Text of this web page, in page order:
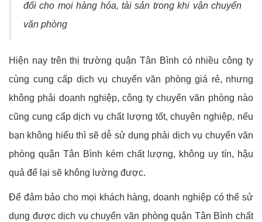
đối cho mọi hàng hóa, tài sản trong khi vận chuyển
văn phòng
Hiện nay trên thị trường quận Tân Bình có nhiều công ty
cùng cung cấp dịch vụ chuyển văn phòng giá rẻ, nhưng
không phải doanh nghiệp, công ty chuyển văn phòng nào
cũng cung cấp dịch vụ chất lượng tốt, chuyên nghiệp, nếu
bạn không hiểu thì sẽ dễ sử dụng phải dịch vụ chuyển văn
phòng quận Tân Bình kém chất lượng, không uy tín, hậu
quả để lại sẽ không lường được.
Để đảm bảo cho mọi khách hàng, doanh nghiệp có thể sử
dụng được dịch vụ chuyển văn phòng quận Tân Bình chất